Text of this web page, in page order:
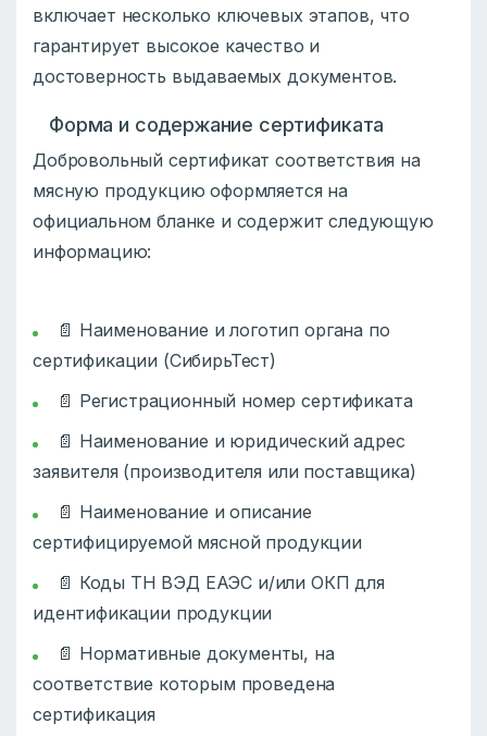
включает несколько ключевых этапов, что
гарантирует высокое качество и
достоверность выдаваемых документов.
Форма и содержание сертификата
Добровольный сертификат соответствия на
мясную продукцию оформляется на
официальном бланке и содержит следующую
информацию:
📄 Наименование и логотип органа по
сертификации (СибирьТест)
📄 Регистрационный номер сертификата
📄 Наименование и юридический адрес
заявителя (производителя или поставщика)
📄 Наименование и описание
сертифицируемой мясной продукции
📄 Коды ТН ВЭД ЕАЭС и/или ОКП для
идентификации продукции
📄 Нормативные документы, на
соответствие которым проведена
сертификация